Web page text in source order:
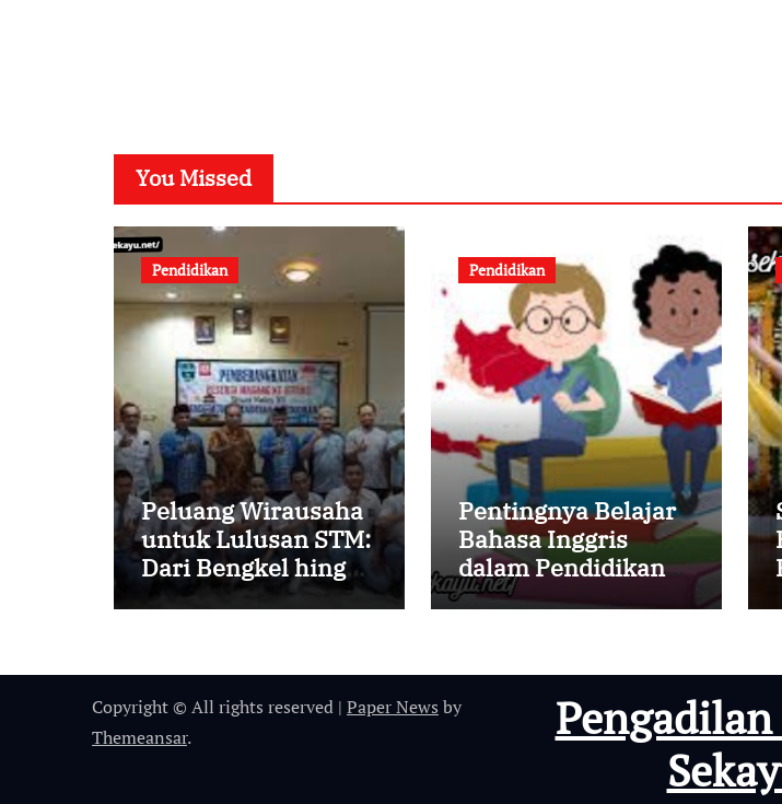
You Missed
Pendidikan
Peluang Wirausaha
untuk Lulusan STM:
Dari Bengkel hingga
Desain Grafis
Pendidikan
Pentingnya Belajar
Bahasa Inggris
dalam Pendidikan
Era Modern
Copyright © All rights reserved | Paper News by
Themeansar.